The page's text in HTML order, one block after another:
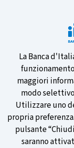
Informativa
sui
cookie
La Banca
maggiori
modo
Utilizzare uno
propria
pulsante
saranno
Partecipa
sulle
preferita!